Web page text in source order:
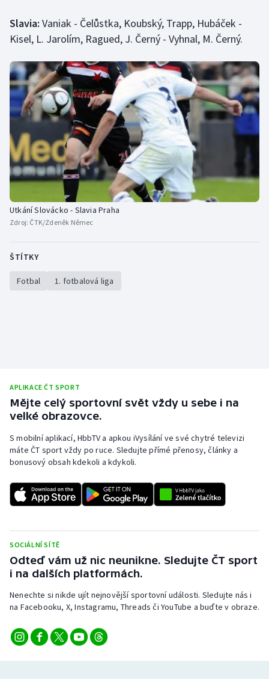
Volejbal
Ostatní
Slavia: Vaniak - Čelůstka, Koubský, Trapp, Hubáček -
Kisel, L. Jarolím, Ragued, J. Černý - Vyhnal, M. Černý.
Utkání Slovácko - Slavia Praha
Zdroj: ČTK/Zdeněk Němec
ŠTÍTKY
Fotbal 1. fotbalová liga
APLIKACE ČT SPORT
Mějte celý sportovní svět vždy u sebe i na
velké obrazovce.
S mobilní aplikací, HbbTV a apkou iVysílání ve své chytré televizi
máte ČT sport vždy po ruce. Sledujte přímé přenosy, články a
bonusový obsah kdekoli a kdykoli.
SOCIÁLNÍ SÍTĚ
Odteď vám už nic neunikne. Sledujte ČT sport
i na dalších platformách.
Nenechte si nikde ujít nejnovější sportovní události. Sledujte nás i
na Facebooku, X, Instagramu, Threads či YouTube a buďte v obraze.